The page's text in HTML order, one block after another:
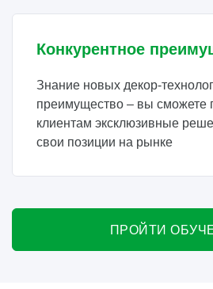
Конкурентное
Знание новых декор-
преимущество – вы сможете
клиентам эксклюзивные
свои позиции на рынке
ПРОЙТИ